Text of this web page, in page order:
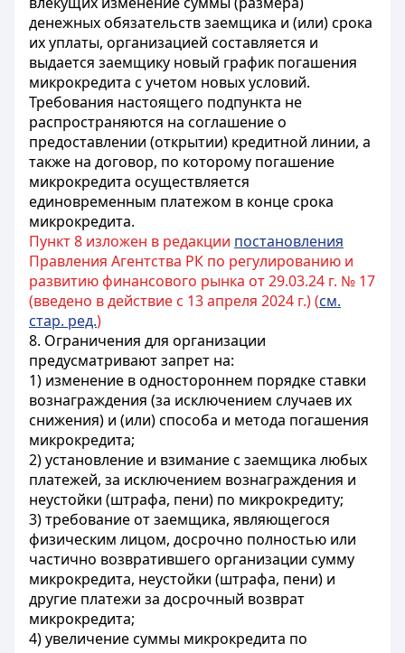
денежных обязательств заемщика и (или) срока
их уплаты, организацией составляется и
выдается заемщику новый график погашения
микрокредита с учетом новых условий.
Требования настоящего подпункта не
распространяются на соглашение о
предоставлении (открытии) кредитной линии, а
также на договор, по которому погашение
микрокредита осуществляется
единовременным платежом в конце срока
микрокредита.
Пункт 8 изложен в редакции постановления
Правления Агентства РК по регулированию и
развитию финансового рынка от 29.03.24 г. № 17
(введено в действие с 13 апреля 2024 г.) (см.
стар. ред.)
8. Ограничения для организации
предусматривают запрет на:
1) изменение в одностороннем порядке ставки
вознаграждения (за исключением случаев их
снижения) и (или) способа и метода погашения
микрокредита;
2) установление и взимание с заемщика любых
платежей, за исключением вознаграждения и
неустойки (штрафа, пени) по микрокредиту;
3) требование от заемщика, являющегося
физическим лицом, досрочно полностью или
частично возвратившего организации сумму
микрокредита, неустойки (штрафа, пени) и
другие платежи за досрочный возврат
микрокредита;
4) увеличение суммы микрокредита по